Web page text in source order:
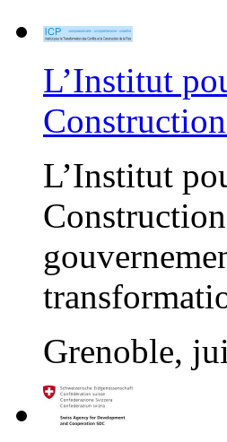
L’Institut
L’Institut
Grenoble,